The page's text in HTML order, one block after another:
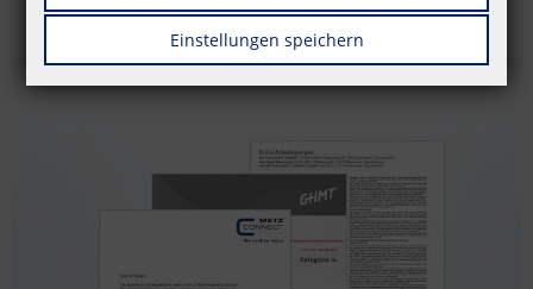
Einstellungen speichern